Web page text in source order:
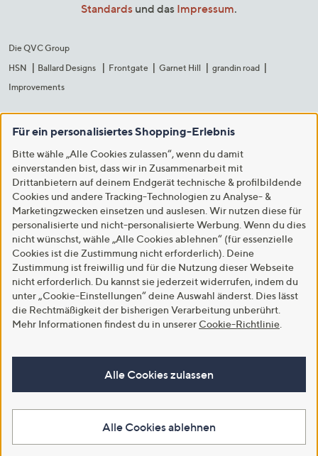
Standards und das Impressum.
Die QVC Group
HSN
Ballard Designs Frontgate Garnet Hill
grandin road
Improvements
Für ein personalisiertes Shopping-Erlebnis
Bitte wähle „Alle Cookies zulassen“, wenn du damit
einverstanden bist, dass wir in Zusammenarbeit mit
Drittanbietern auf deinem Endgerät technische & profilbildende
Cookies und andere Tracking-Technologien zu Analyse- &
Marketingzwecken einsetzen und auslesen. Wir nutzen diese für
personalisierte und nicht-personalisierte Werbung. Wenn du dies
nicht wünschst, wähle „Alle Cookies ablehnen“ (für essenzielle
Cookies ist die Zustimmung nicht erforderlich). Deine
Zustimmung ist freiwillig und für die Nutzung dieser Webseite
nicht erforderlich. Du kannst sie jederzeit widerrufen, indem du
unter „Cookie-Einstellungen“ deine Auswahl änderst. Dies lässt
die Rechtmäßigkeit der bisherigen Verarbeitung unberührt.
Mehr Informationen findest du in unserer Cookie-Richtlinie
Alle Cookies zulassen
Alle Cookies ablehnen